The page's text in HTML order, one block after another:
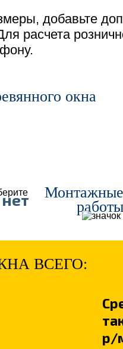
добавьте
расчета
окна
нет
Монтажные
работы
ВСЕГО:
р/